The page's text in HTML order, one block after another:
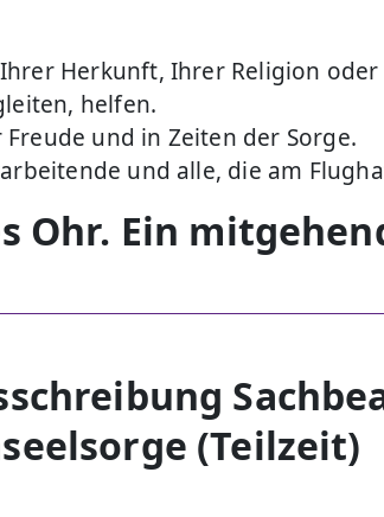
Herkunft, Ihrer Religion
helfen.
und in Zeiten der Sorge.
und alle, die am
Ohr. Ein
(Teilzeit)